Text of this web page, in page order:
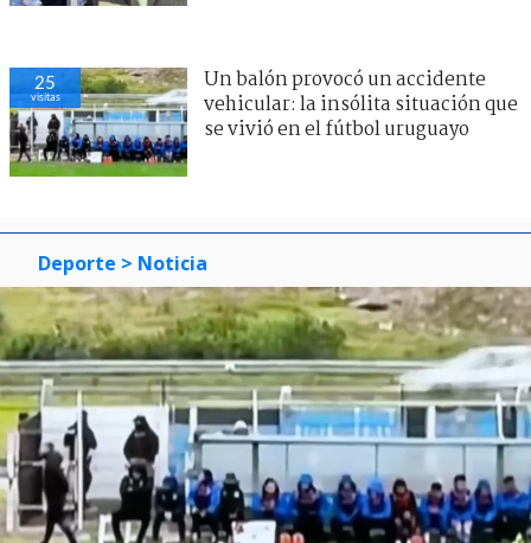
25
visitas
Un balón provocó un accidente
vehicular: la insólita situación que
se vivió en el fútbol uruguayo
Deporte > Noticia